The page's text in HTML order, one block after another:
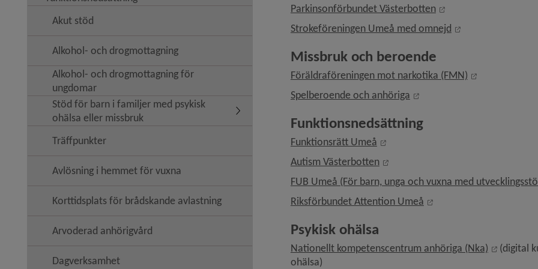
Akut stöd
Alkohol- och drogmottagning
Alkohol- och drogmottagning för
ungdomar
Stöd för barn i familjer med psykisk
ohälsa eller missbruk
Undermeny för Stöd för barn i familjer med psykisk ohälsa eller missbruk
Träffpunkter
Avlösning i hemmet för vuxna
Korttidsplats för brådskande avlastning
Arvoderad anhörigvård
Dagverksamhet
Parkinsonförbundet Västerbotten
Länk till annan
Strokeföreningen Umeå med omnejd
Länk till annan
Missbruk och beroende
Föräldraföreningen mot narkotika (FMN)
Länk till
Spelberoende och anhöriga
Länk till annan webbplats,
Funktionsnedsättning
Funktionsrätt Umeå
Länk till annan webbplats, öppnas i
Autism Västerbotten
Länk till annan webbplats, öppnas
FUB Umeå (För barn, unga och vuxna med
Riksförbundet Attention Umeå
Länk till annan
Psykisk ohälsa
Nationellt kompetenscentrum anhöriga (Nka) Länk till
(digital
ohälsa)